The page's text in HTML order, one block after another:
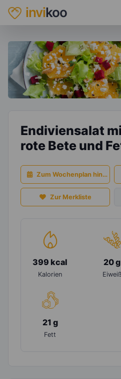
invikoo
Endiviensalat
rote Bete und
Zum Wochenplan
Zur Merkliste
399 kcal
Kalorien
20 g
Eiweiß
21 g
Fett